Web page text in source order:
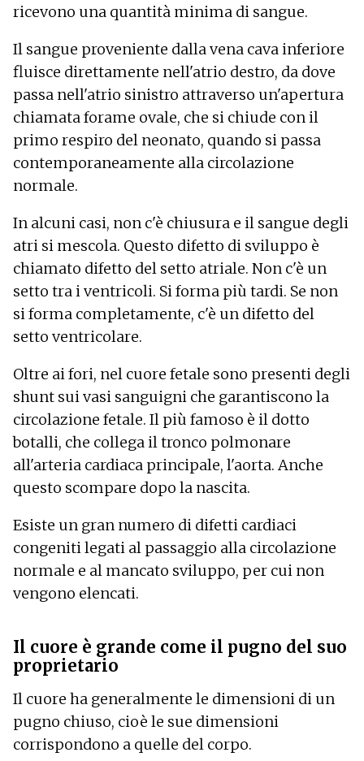
ricevono una quantità minima di sangue.
Il sangue proveniente dalla vena cava inferiore
fluisce direttamente nell'atrio destro, da dove
passa nell'atrio sinistro attraverso un'apertura
chiamata forame ovale, che si chiude con il
primo respiro del neonato, quando si passa
contemporaneamente alla circolazione
normale.
In alcuni casi, non c'è chiusura e il sangue degli
atri si mescola. Questo difetto di sviluppo è
chiamato difetto del setto atriale. Non c'è un
setto tra i ventricoli. Si forma più tardi. Se non
si forma completamente, c'è un difetto del
setto ventricolare.
Oltre ai fori, nel cuore fetale sono presenti degli
shunt sui vasi sanguigni che garantiscono la
circolazione fetale. Il più famoso è il dotto
botalli, che collega il tronco polmonare
all'arteria cardiaca principale, l'aorta. Anche
questo scompare dopo la nascita.
Esiste un gran numero di difetti cardiaci
congeniti legati al passaggio alla circolazione
normale e al mancato sviluppo, per cui non
vengono elencati.
Il cuore è grande come il pugno del suo
proprietario
Il cuore ha generalmente le dimensioni di un
pugno chiuso, cioè le sue dimensioni
corrispondono a quelle del corpo.